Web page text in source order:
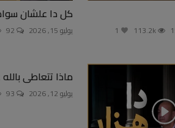
113.2k
كل دا علشان
يوليو 15, 2026
ماذا تتعاطى
يوليو 12, 2026